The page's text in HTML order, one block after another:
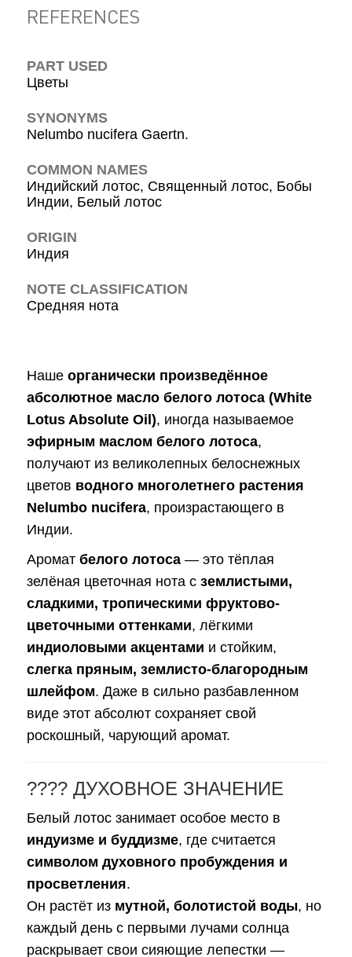
REFERENCES
PART USED
Цветы
SYNONYMS
Nelumbo nucifera Gaertn.
COMMON NAMES
Индийский лотос, Священный лотос, Бобы
Индии, Белый лотос
ORIGIN
Индия
NOTE CLASSIFICATION
Средняя нота
Наше органически произведённое
абсолютное масло белого лотоса (White
Lotus Absolute Oil), иногда называемое
эфирным маслом белого лотоса,
получают из великолепных белоснежных
цветов водного многолетнего растения
Nelumbo nucifera, произрастающего в
Индии.
Аромат белого лотоса— это тёплая
зелёная цветочная нота с землистыми,
сладкими, тропическими фруктово-
цветочными оттенками, лёгкими
индиоловыми акцентами и стойким,
слегка пряным, землисто-благородным
шлейфом. Даже в сильно разбавленном
виде этот абсолют сохраняет свой
роскошный, чарующий аромат.
???? ДУХОВНОЕ ЗНАЧЕНИЕ
Белый лотос занимает особое место в
индуизме и буддизме, где считается
символом духовного пробуждения и
просветления.
Он растёт из мутной, болотистой воды, но
каждый день с первыми лучами солнца
раскрывает свои сияющие лепестки —